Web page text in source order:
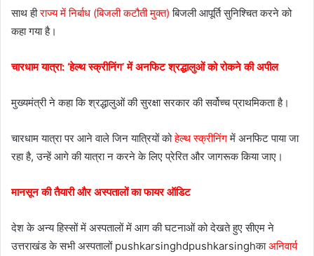
साथ हीराज्य में निर्बाध (बिजली कटौती मुक्त) बिजली आपूर्ति सुनिश्चित करने को
कहा गया है।
चारधाम यात्रा: ‘हेल्थ स्क्रीनिंग’ में अनफिट श्रद्धालुओं को रोकने की अपील
मुख्यमंत्री ने कहा कि श्रद्धालुओं की सुरक्षा सरकार की सर्वोच्च प्राथमिकता है।
चारधाम यात्रा पर आने वाले जिन यात्रियों कोहेल्थ स्क्रीनिंगमें अनफिट पाया जा
रहा है, उन्हें आगे की यात्रा न करने के लिए प्रेरित और जागरूक किया जाए।
मानसून की तैयारी और अस्पतालों का फायर ऑडिट
देश के अन्य हिस्सों में अस्पतालों में आग की घटनाओं को देखते हुए सीएम ने
उत्तराखंड के सभी अस्पतालों pushkarsinghdpushkarsinghकाअनिवार्य